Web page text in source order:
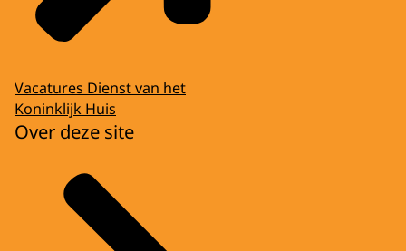
Vacatures Dienst van het
Koninklijk Huis
Over deze site